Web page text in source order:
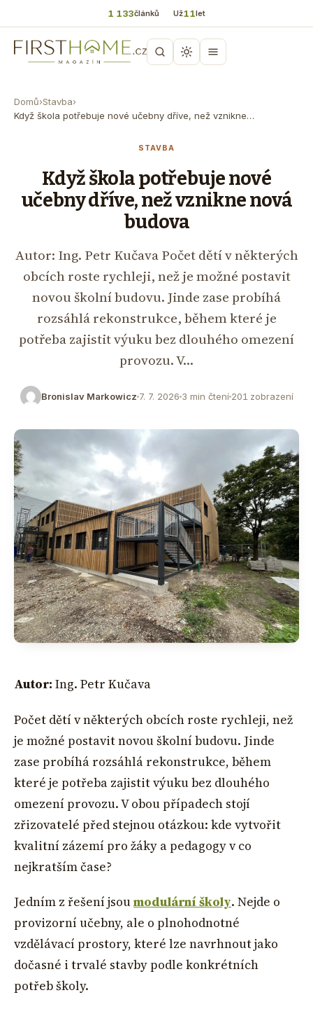
1 133článků Už11let
Domů›Stavba›
Když škola potřebuje nové učebny dříve, než vznikne…
STAVBA
Když škola potřebuje nové
učebny dříve, než vznikne nová
budova
Autor: Ing. Petr Kučava Počet dětí v některých
obcích roste rychleji, než je možné postavit
novou školní budovu. Jinde zase probíhá
rozsáhlá rekonstrukce, během které je
potřeba zajistit výuku bez dlouhého omezení
provozu. V…
Bronislav Markowicz 7. 7. 2026 3 min čtení201 zobrazení
Autor: Ing. Petr Kučava
Počet dětí v některých obcích roste rychleji, než
je možné postavit novou školní budovu. Jinde
zase probíhá rozsáhlá rekonstrukce, během
které je potřeba zajistit výuku bez dlouhého
omezení provozu. V obou případech stojí
zřizovatelé před stejnou otázkou: kde vytvořit
kvalitní zázemí pro žáky a pedagogy v co
nejkratším čase?
Jedním z řešení jsoumodulární školy. Nejde o
provizorní učebny, ale o plnohodnotné
vzdělávací prostory, které lze navrhnout jako
dočasné i trvalé stavby podle konkrétních
potřeb školy.